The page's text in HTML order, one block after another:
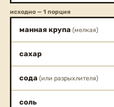
исходно — 1 порция
манная крупа (мелкая)
сахар
сода (или разрыхлителя)
соль